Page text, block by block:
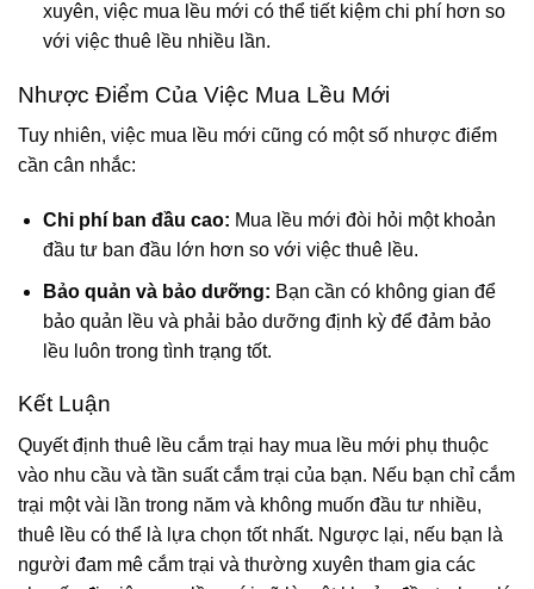
xuyên, việc mua lều mới có thể tiết kiệm chi phí hơn so
với việc thuê lều nhiều lần.
Nhược Điểm Của Việc Mua Lều Mới
Tuy nhiên, việc mua lều mới cũng có một số nhược điểm
cần cân nhắc:
Chi phí ban đầu cao: Mua lều mới đòi hỏi một khoản
đầu tư ban đầu lớn hơn so với việc thuê lều.
Bảo quản và bảo dưỡng: Bạn cần có không gian để
bảo quản lều và phải bảo dưỡng định kỳ để đảm bảo
lều luôn trong tình trạng tốt.
Kết Luận
Quyết định thuê lều cắm trại hay mua lều mới phụ thuộc
vào nhu cầu và tần suất cắm trại của bạn. Nếu bạn chỉ cắm
trại một vài lần trong năm và không muốn đầu tư nhiều,
thuê lều có thể là lựa chọn tốt nhất. Ngược lại, nếu bạn là
người đam mê cắm trại và thường xuyên tham gia các